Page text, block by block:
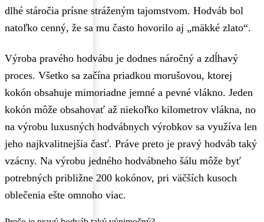
dlhé stáročia prísne stráženým tajomstvom. Hodváb bol
natoľko cenný, že sa mu často hovorilo aj „mäkké zlato“.
Výroba pravého hodvábu je dodnes náročný a zdĺhavý
proces. Všetko sa začína priadkou morušovou, ktorej
kokón obsahuje mimoriadne jemné a pevné vlákno. Jeden
kokón môže obsahovať až niekoľko kilometrov vlákna, no
na výrobu luxusných hodvábnych výrobkov sa využíva len
jeho najkvalitnejšia časť. Práve preto je pravý hodváb taký
vzácny. Na výrobu jedného hodvábneho šálu môže byť
potrebných približne 200 kokónov, pri väčších kusoch
oblečenia ešte omnoho viac.